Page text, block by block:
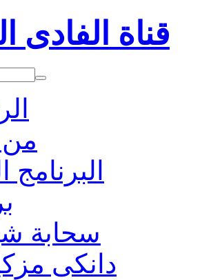
قناة الفادى
البرنامج
سحابة
دانكى